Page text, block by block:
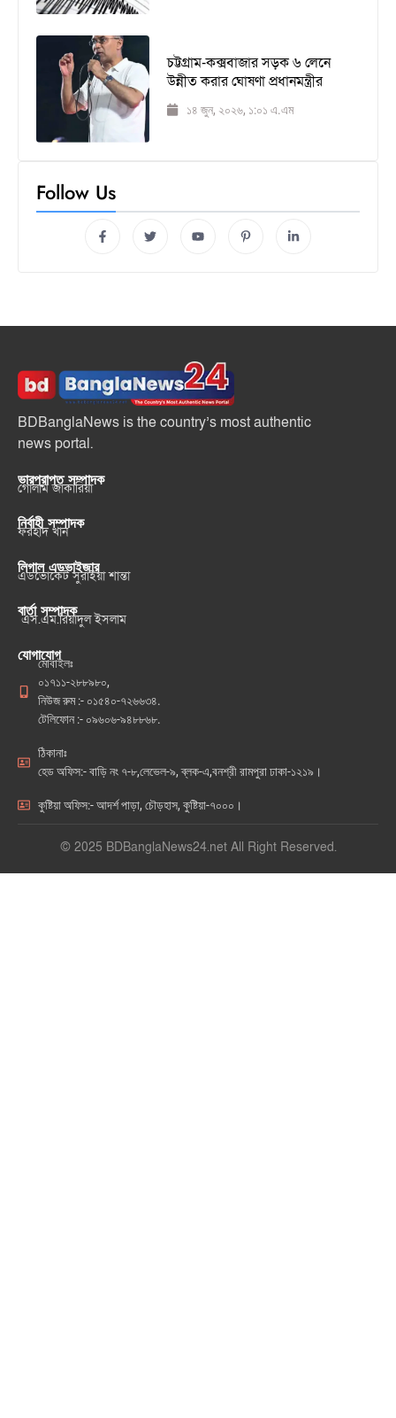
চট্টগ্রাম-কক্সবাজার সড়ক ৬ লেনে
উন্নীত করার ঘোষণা প্রধানমন্ত্রীর
১৪ জুন, ২০২৬, ১:০১ এ.এম
Follow Us
BDBanglaNews is the country’s most authentic
news portal.
ভারপ্রাপ্ত সম্পাদক
গোলাম জাকারিয়া
নির্বাহী সম্পাদক
ফরহাদ খান
লিগাল এডভাইজার
এডভোকেট সুরাইয়া শান্তা
বার্তা সম্পাদক
এস.এম.রিয়াদুল ইসলাম
যোগাযোগ
মোবাইলঃ
০১৭১১-২৮৮৯৮০,
নিউজ রুম :- ০১৫৪০-৭২৬৬৩৪.
টেলিফোন :- ০৯৬০৬-৯৪৮৮৬৮.
ঠিকানাঃ
হেড অফিস:- বাড়ি নং ৭-৮,লেভেল-৯, ব্লক-এ,বনশ্রী রামপুরা ঢাকা-১২১৯।
কুষ্টিয়া অফিস:- আদর্শ পাড়া, চৌড়হাস, কুষ্টিয়া-৭০০০।
© 2025 BDBanglaNews24.net All Right Reserved.